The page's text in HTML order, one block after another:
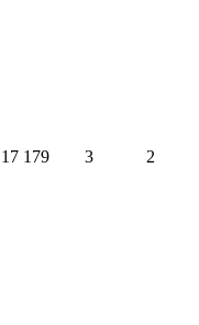
179 3 2